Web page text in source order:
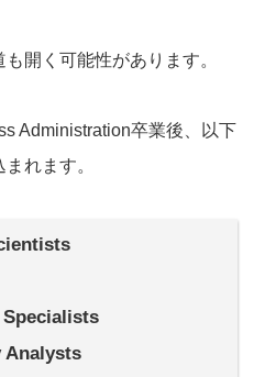
開く可能性があります。
Administration卒業後、以下
れます。
Specialists
Analysts